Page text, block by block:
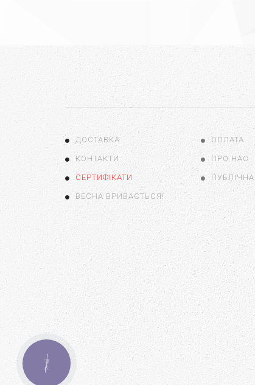
ДОСТАВКА ОПЛАТА
КОНТАКТИ ПРО НАС
СЕРТИФІКАТИ
ВЕСНА ВРИВАЄТЬСЯ!
КНОПКА
ЗВ'ЯЗКУ